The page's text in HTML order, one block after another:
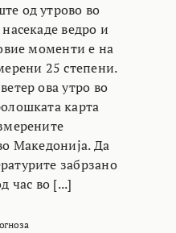
од утрово во
ведро и
моменти е на
25 степени.
ова утро во
карта
Македонија. Да
забрзано
час во [...]